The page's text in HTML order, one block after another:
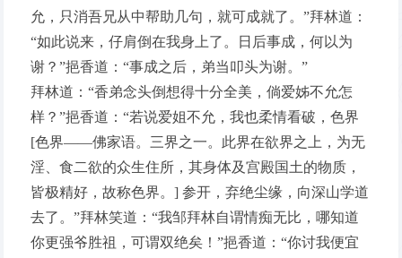
允，只消吾兄从中帮助几句，就可成就了。”拜林道：
“如此说来，仔肩倒在我身上了。日后事成，何以为
谢？”挹香道：“事成之后，弟当叩头为谢。”
拜林道：“香弟念头倒想得十分全美，倘爱姊不允怎
样？”挹香道：“若说爱姐不允，我也柔情看破，色界
[色界——佛家语。三界之一。此界在欲界之上，为无
淫、食二欲的众生住所，其身体及宫殿国土的物质，
皆极精好，故称色界。] 参开，弃绝尘缘，向深山学道
去了。”拜林笑道：“我邹拜林自谓情痴无比，哪知道
你更强爷胜祖，可谓双绝矣！”挹香道：“你讨我便宜